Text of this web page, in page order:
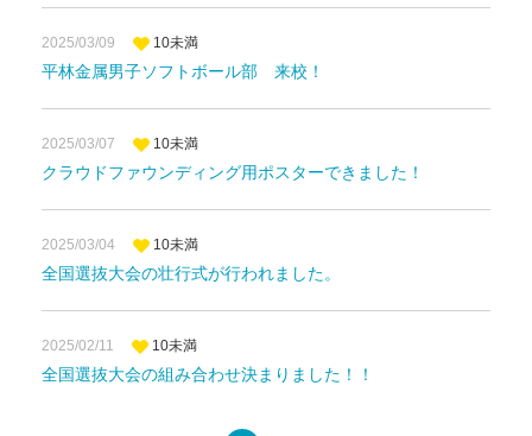
2025/03/09 10未満
平林金属男子ソフトボール部 来校！
2025/03/07 10未満
クラウドファウンディング用ポスターできました！
2025/03/04 10未満
全国選抜大会の壮行式が行われました。
2025/02/11 10未満
全国選抜大会の組み合わせ決まりました！！